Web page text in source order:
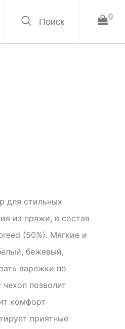
0
для стильных
из пряжи, в состав
(50%). Мягкие и
бежевый,
варежки по
позволит
комфорт
приятные